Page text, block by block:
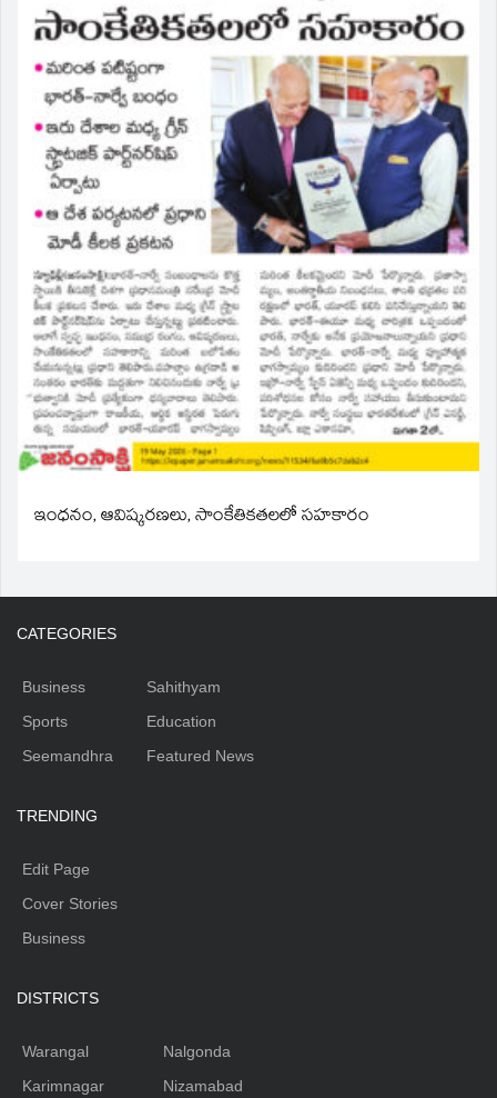
ఇంధనం, ఆవిష్కరణలు, సాంకేతికతలలో సహకారం
CATEGORIES
Business
Sports
Seemandhra
Sahithyam
Education
Featured News
TRENDING
Edit Page
Cover Stories
Business
DISTRICTS
Warangal
Karimnagar
Nalgonda
Nizamabad